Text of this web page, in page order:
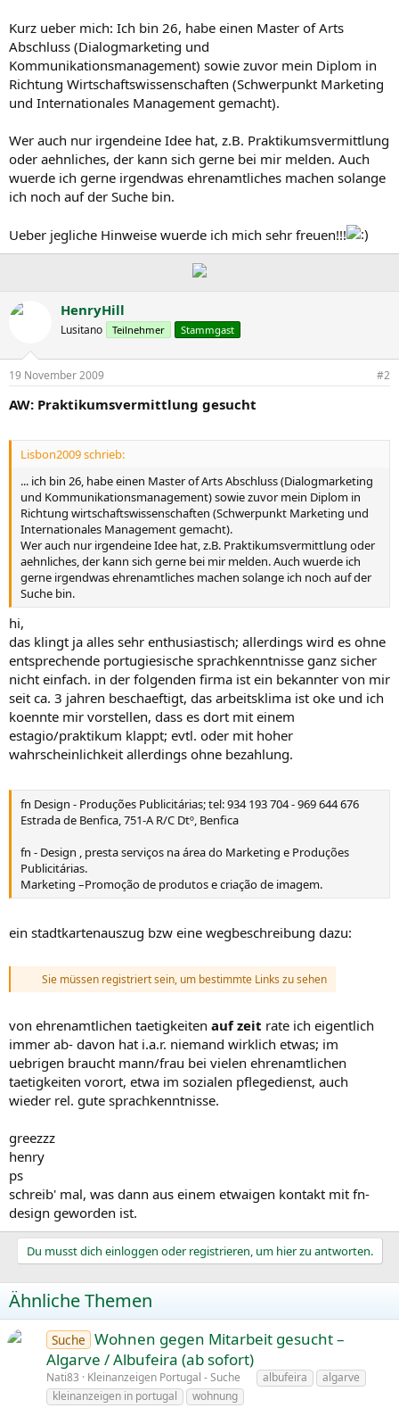
Kurz ueber mich: Ich bin 26, habe einen Master of Arts
Abschluss (Dialogmarketing und
Kommunikationsmanagement) sowie zuvor mein Diplom in
Richtung Wirtschaftswissenschaften (Schwerpunkt Marketing
und Internationales Management gemacht).
Wer auch nur irgendeine Idee hat, z.B. Praktikumsvermittlung
oder aehnliches, der kann sich gerne bei mir melden. Auch
wuerde ich gerne irgendwas ehrenamtliches machen solange
ich noch auf der Suche bin.
Ueber jegliche Hinweise wuerde ich mich sehr freuen!!!
HenryHill
Lusitano Teilnehmer Stammgast
19 November 2009 #2
AW: Praktikumsvermittlung gesucht
Lisbon2009 schrieb:
... ich bin 26, habe einen Master of Arts Abschluss (Dialogmarketing
und Kommunikationsmanagement) sowie zuvor mein Diplom in
Richtung wirtschaftswissenschaften (Schwerpunkt Marketing und
Internationales Management gemacht).
Wer auch nur irgendeine Idee hat, z.B. Praktikumsvermittlung oder
aehnliches, der kann sich gerne bei mir melden. Auch wuerde ich
gerne irgendwas ehrenamtliches machen solange ich noch auf der
Suche bin.
hi,
das klingt ja alles sehr enthusiastisch; allerdings wird es ohne
entsprechende portugiesische sprachkenntnisse ganz sicher
nicht einfach. in der folgenden firma ist ein bekannter von mir
seit ca. 3 jahren beschaeftigt, das arbeitsklima ist oke und ich
koennte mir vorstellen, dass es dort mit einem
estagio/praktikum klappt; evtl. oder mit hoher
wahrscheinlichkeit allerdings ohne bezahlung.
fn Design - Produções Publicitárias; tel: 934 193 704 - 969 644 676
Estrada de Benfica, 751-A R/C Dtº, Benfica
fn - Design , presta serviços na área do Marketing e Produções
Publicitárias.
Marketing –Promoção de produtos e criação de imagem.
ein stadtkartenauszug bzw eine wegbeschreibung dazu:
Sie müssen registriert sein, um bestimmte Links zu sehen
von ehrenamtlichen taetigkeiten auf zeit rate ich eigentlich
immer ab- davon hat i.a.r. niemand wirklich etwas; im
uebrigen braucht mann/frau bei vielen ehrenamtlichen
taetigkeiten vorort, etwa im sozialen pflegedienst, auch
wieder rel. gute sprachkenntnisse.
greezzz
henry
ps
schreib' mal, was dann aus einem etwaigen kontakt mit fn-
design geworden ist.
Du musst dich einloggen oder registrieren, um hier zu antworten.
Ähnliche Themen
Suche Wohnen gegen Mitarbeit gesucht –
Algarve / Albufeira (ab sofort)
Nati83 Kleinanzeigen Portugal - Suche albufeira
algarve
kleinanzeigen in portugal
wohnung